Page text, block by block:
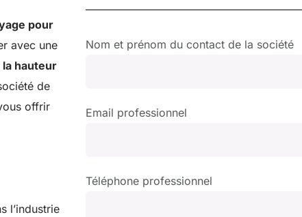
pour
avec une
hauteur
de
offrir
l’industrie
Nom et prénom du contact de la société
Email professionnel
Téléphone professionnel